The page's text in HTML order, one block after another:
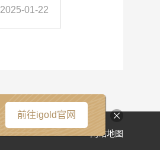
2025-01-22
网站地图
前往igold官网